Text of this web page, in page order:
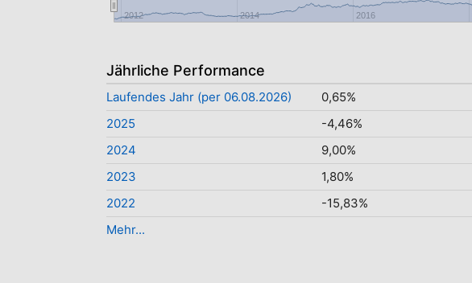
2012 2014 2016
Jährliche Performance
Laufendes Jahr (per 06.08.2026)
0,65%
2025
-4,46%
2024
9,00%
2023
1,80%
2022
-15,83%
Mehr...